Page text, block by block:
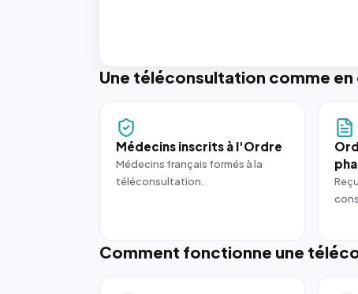
Une téléconsultation comme
Médecins inscrits à l'Ordre
Médecins français formés à la
téléconsultation.
Comment fonctionne une